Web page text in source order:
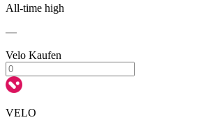
All-time high
—
Velo Kaufen
VELO